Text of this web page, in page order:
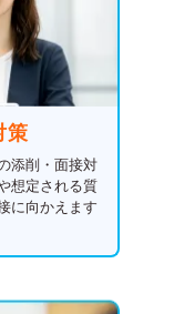
策
添削・面接対
想定される質
に向かえます